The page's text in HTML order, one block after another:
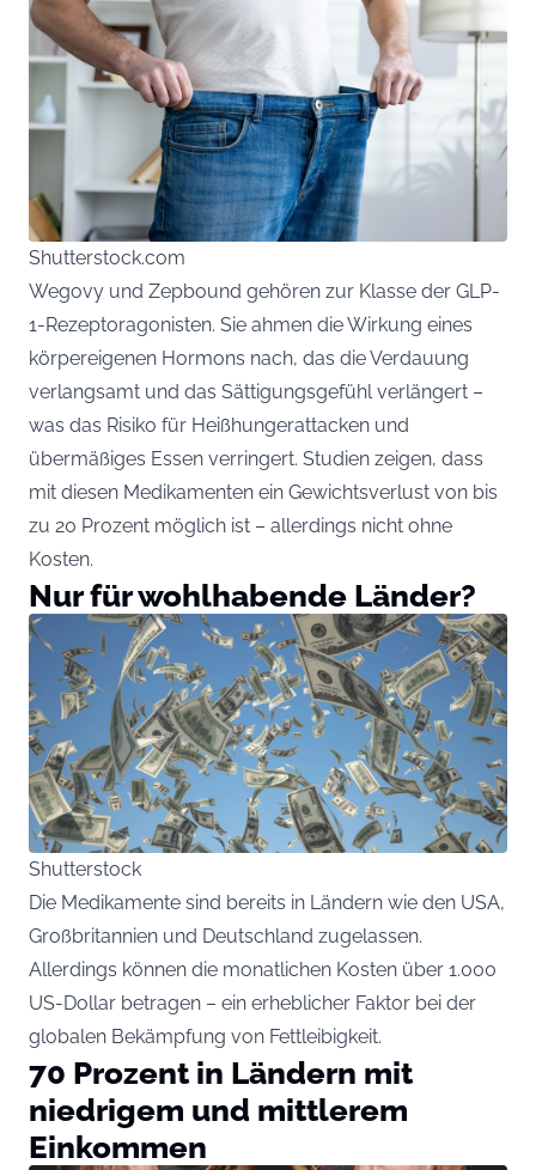
Shutterstock.com
Wegovy und Zepbound gehören zur Klasse der GLP-
1-Rezeptoragonisten. Sie ahmen die Wirkung eines
körpereigenen Hormons nach, das die Verdauung
verlangsamt und das Sättigungsgefühl verlängert –
was das Risiko für Heißhungerattacken und
übermäßiges Essen verringert. Studien zeigen, dass
mit diesen Medikamenten ein Gewichtsverlust von bis
zu 20 Prozent möglich ist – allerdings nicht ohne
Kosten.
Nur für wohlhabende Länder?
Shutterstock
Die Medikamente sind bereits in Ländern wie den USA,
Großbritannien und Deutschland zugelassen.
Allerdings können die monatlichen Kosten über 1.000
US-Dollar betragen – ein erheblicher Faktor bei der
globalen Bekämpfung von Fettleibigkeit.
70 Prozent in Ländern mit
niedrigem und mittlerem
Einkommen